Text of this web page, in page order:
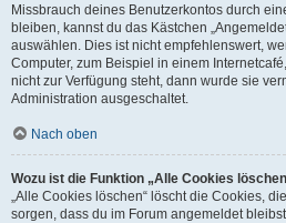
Missbrauch deines Benutzerkontos durch
bleiben, kannst du das Kästchen
auswählen. Dies ist nicht empfehlenswert,
Computer, zum Beispiel in einem
nicht zur Verfügung steht, dann wurde sie
Administration ausgeschaltet.
Nach oben
Wozu ist die Funktion „Alle Cookies
„Alle Cookies löschen“ löscht die Cookies,
sorgen, dass du im Forum angemeldet